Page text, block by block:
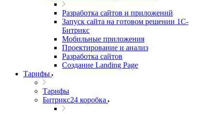
Разработка сайтов и приложений
Запуск сайта на готовом решении 1С-
Битрикс
Мобильные приложения
Проектирование и анализ
Разработка сайтов
Создание Landing Page
Тарифы
Тарифы
Битрикс24 коробка